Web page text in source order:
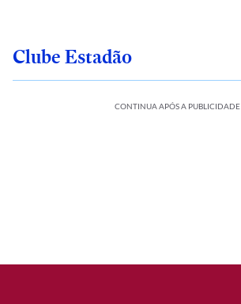
Clube Estadão
CONTINUA APÓS A PUBLICIDADE